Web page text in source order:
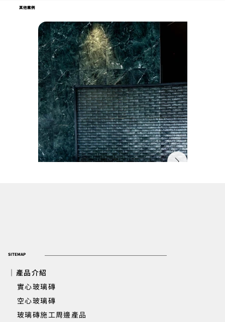
其他案例
新竹遠傳丰景 | 大廳櫃台背牆實心玻
SITEMAP
｜產品介紹
實心玻璃磚
​ 空心玻璃磚
玻璃磚施工周邊產品